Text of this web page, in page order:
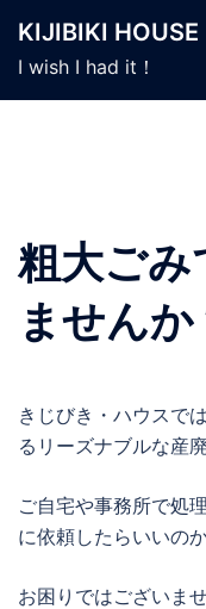
ン
KIJIBIKI HOUSE
I wish I had it！
粗大ごみ
ませんか
きじびき・ハウスで
るリーズナブルな産
ご自宅や事務所で処
に依頼したらいいの
お困りではございま